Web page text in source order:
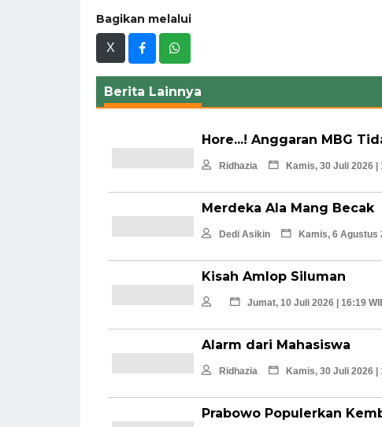
Bagikan melalui
X
Berita Lainnya
Hore...! Anggaran MBG
Ridhazia Kamis, 30 Juli 2026 |
Merdeka Ala Mang Becak
Dedi Asikin Kamis, 6 Agustus
Kisah Amlop Siluman
Jumat, 10 Juli 2026 | 16:19
Alarm dari Mahasiswa
Ridhazia Kamis, 30 Juli 2026 |
Prabowo Populerkan